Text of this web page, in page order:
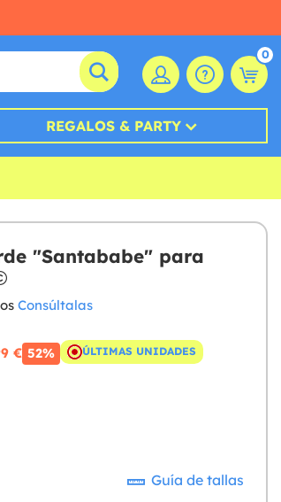
0
REGALOS & PARTY
"Santababe" para
Consúltalas
€ 52% ÚLTIMAS UNIDADES
Guía de tallas